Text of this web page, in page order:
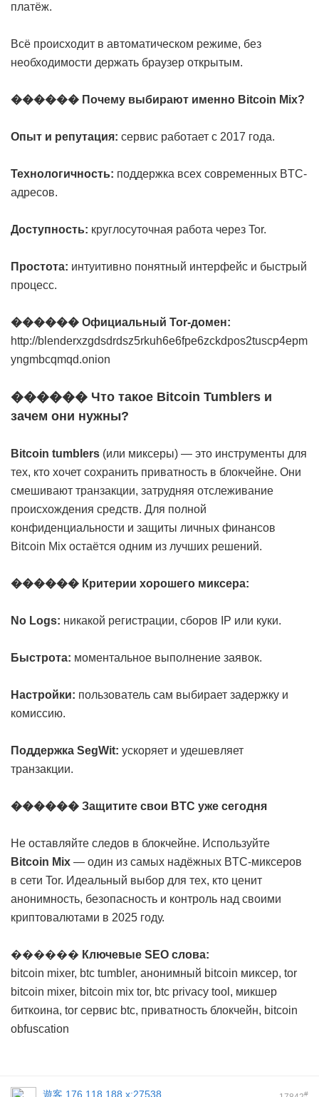
платёж.
Всё происходит в автоматическом режиме, без
необходимости держать браузер открытым.
������ Почему выбирают именно Bitcoin Mix?
Опыт и репутация: сервис работает с 2017 года.
Технологичность: поддержка всех современных BTC-
адресов.
Доступность: круглосуточная работа через Tor.
Простота: интуитивно понятный интерфейс и быстрый
процесс.
������ Официальный Tor-домен:
http://blenderxzgdsdrdsz5rkuh6e6fpe6zckdpos2tuscp4epm
yngmbcqmqd.onion
������ Что такое Bitcoin Tumblers и
зачем они нужны?
Bitcoin tumblers (или миксеры) — это инструменты для
тех, кто хочет сохранить приватность в блокчейне. Они
смешивают транзакции, затрудняя отслеживание
происхождения средств. Для полной
конфиденциальности и защиты личных финансов
Bitcoin Mix остаётся одним из лучших решений.
������ Критерии хорошего миксера:
No Logs: никакой регистрации, сборов IP или куки.
Быстрота: моментальное выполнение заявок.
Настройки: пользователь сам выбирает задержку и
комиссию.
Поддержка SegWit: ускоряет и удешевляет
транзакции.
������ Защитите свои BTC уже сегодня
Не оставляйте следов в блокчейне. Используйте
Bitcoin Mix — один из самых надёжных BTC-миксеров
в сети Tor. Идеальный выбор для тех, кто ценит
анонимность, безопасность и контроль над своими
криптовалютами в 2025 году.
������ Ключевые SEO слова:
bitcoin mixer, btc tumbler, анонимный bitcoin миксер, tor
bitcoin mixer, bitcoin mix tor, btc privacy tool, микшер
биткоина, tor сервис btc, приватность блокчейн, bitcoin
obfuscation
#
遊客 176.118.188.x:27538